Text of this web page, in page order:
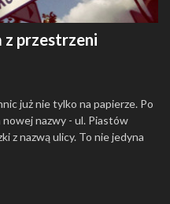
z przestrzeni
już nie tylko na papierze. Po
nazwy - ul. Piastów
z nazwą ulicy. To nie jedyna